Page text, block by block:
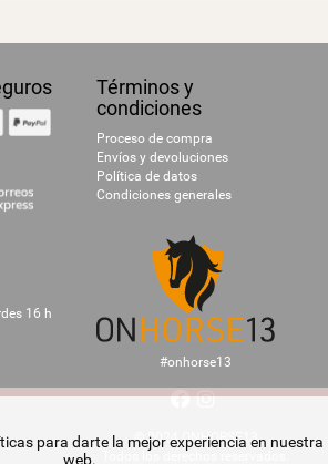
Términos y
condiciones
Proceso de compra
Envíos y devoluciones
Política de datos
Condiciones generales
16 h
#onhorse13
© 2024 ONHORSE13
Todos los derechos reservados.
para darte la mejor experiencia en nuestra
web.